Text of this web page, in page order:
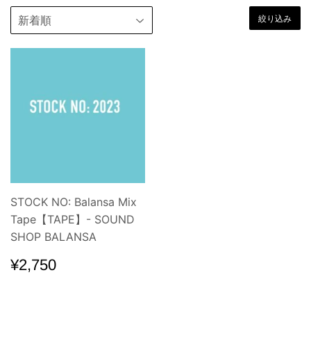
絞り込み
STOCK NO: Balansa Mix
Tape【TAPE】- SOUND
SHOP BALANSA
通
常
¥2,750